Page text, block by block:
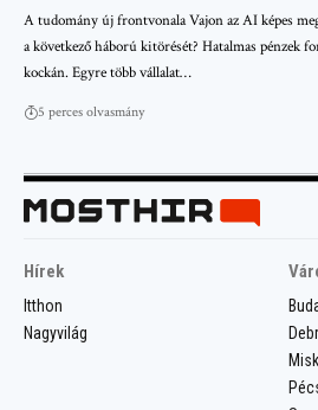
A tudomány új frontvonala Vajon az AI képes
a következő háború kitörését? Hatalmas pénzek
kockán. Egyre több vállalat…
5 perces olvasmány
Hírek
Itthon
Nagyvilág